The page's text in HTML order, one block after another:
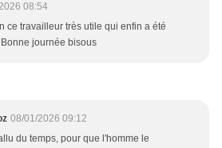
08:54
ce travailleur très utile qui enfin a été
journée bisous
08/01/2026 09:12
du temps, pour que l'homme le